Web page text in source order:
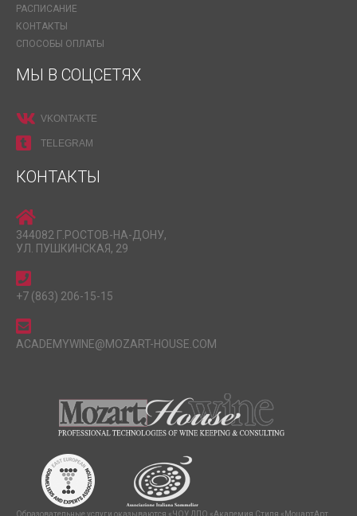
РАСПИСАНИЕ
КОНТАКТЫ
СПОСОБЫ ОПЛАТЫ
МЫ В СОЦСЕТЯХ
VKONTAKTE
TELEGRAM
КОНТАКТЫ
344082 Г.РОСТОВ-НА-ДОНУ,
УЛ. ПУШКИНСКАЯ, 29
+7 (863) 206-15-15
ACADEMYWINE@MOZART-HOUSE.COM
Образовательные услуги оказываются «ЧОУ ДПО «Академия Стиля «МоцартАрт